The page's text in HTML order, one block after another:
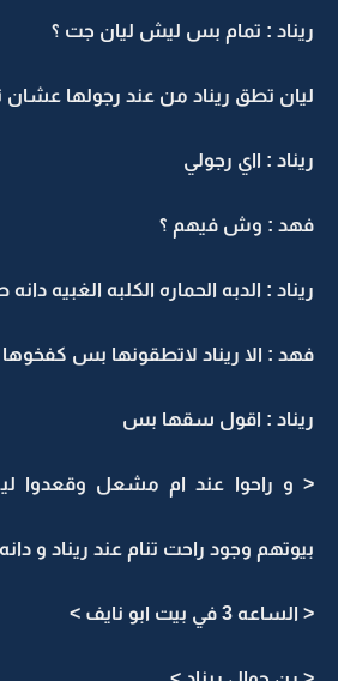
ريناد : تمام بس ليش ليان جت ؟
ليان تطق ريناد من عند رجولها
ريناد : ااي رجولي
فهد : وش فيهم ؟
ريناد : الدبه الحماره الكلبه الغبيه
فهد : الا ريناد لاتطقونها بس كفخوها
ريناد : اقول سقها بس
بيوتهم وجود راحت تنام عند ريناد و
< الساعه 3 في بيت ابو نايف >